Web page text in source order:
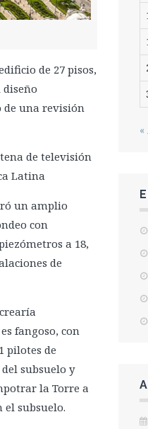
de 27 pisos,
de una revisión
de televisión
Latina
un amplio
con
a 18,
de
fangoso, con
pilotes de
subsuelo y
la Torre a
subsuelo.
«